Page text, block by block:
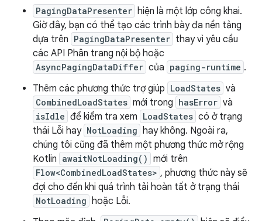
PagingDataPresenter hiện là một lớp công khai.
Giờ đây, bạn có thể tạo các trình bày đa nền tảng
dựa trên PagingDataPresenter thay vì yêu cầu
các API Phân trang nội bộ hoặc
AsyncPagingDataDiffer của paging-runtime .
Thêm các phương thức trợ giúp LoadStates và
CombinedLoadStates mới trong hasError và
isIdle để kiểm tra xem LoadStates có ở trạng
thái Lỗi hay NotLoading hay không. Ngoài ra,
chúng tôi cũng đã thêm một phương thức mở rộng
Kotlin awaitNotLoading() mới trên
Flow<CombinedLoadStates> , phương thức này sẽ
đợi cho đến khi quá trình tải hoàn tất ở trạng thái
NotLoading hoặc Lỗi.